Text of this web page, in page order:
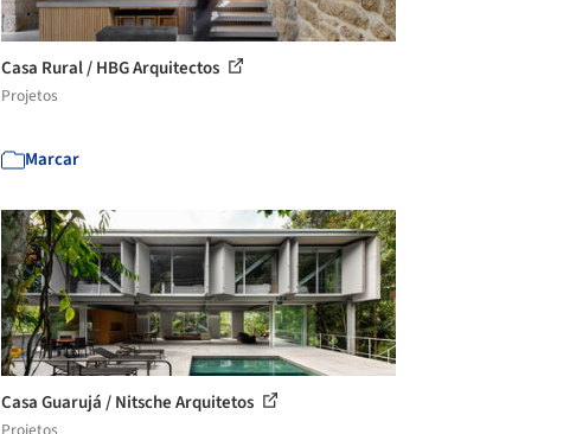
Casa Rural / HBG Arquitectos
Projetos
Marcar
Casa Guarujá / Nitsche Arquitetos